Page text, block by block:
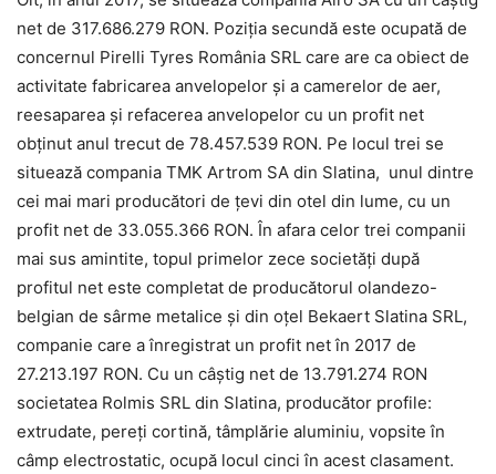
net de 317.686.279 RON. Poziția secundă este ocupată de
concernul Pirelli Tyres România SRL care are ca obiect de
activitate fabricarea anvelopelor şi a camerelor de aer,
reesaparea şi refacerea anvelopelor cu un profit net
obținut anul trecut de 78.457.539 RON. Pe locul trei se
situează compania TMK Artrom SA din Slatina, unul dintre
cei mai mari producători de țevi din otel din lume, cu un
profit net de 33.055.366 RON. În afara celor trei companii
mai sus amintite, topul primelor zece societăți după
profitul net este completat de producătorul olandezo-
belgian de sârme metalice şi din oţel Bekaert Slatina SRL,
companie care a înregistrat un profit net în 2017 de
27.213.197 RON. Cu un câștig net de 13.791.274 RON
societatea Rolmis SRL din Slatina, producător profile:
extrudate, pereţi cortină, tâmplărie aluminiu, vopsite în
câmp electrostatic, ocupă locul cinci în acest clasament.